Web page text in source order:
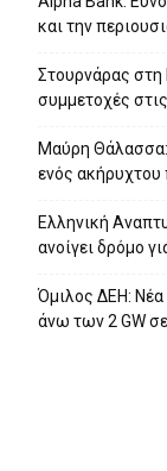
και την
Στουρνάρας στη
συμμετοχές
Μαύρη Θάλασσα:
ενός ακήρυχτου
Ελληνική
ανοίγει δρόμο
Όμιλος ΔΕΗ:
άνω των 2 GW